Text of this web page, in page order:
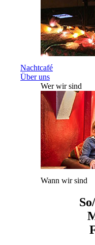
Nachtcafé
Über uns
Wer wir sind
Wann wir sind